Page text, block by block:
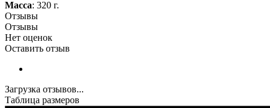
Масса: 320 г.
Отзывы
Отзывы
Нет оценок
Оставить отзыв
Загрузка отзывов...
Таблица размеров